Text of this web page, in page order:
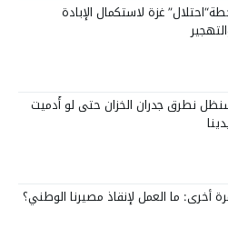
غزة لاستكمال الإبادة
نطرق جدران الخزان حتى لو أُدميت
أخرى: ما العمل لإنقاذ مصيرنا الوطني؟